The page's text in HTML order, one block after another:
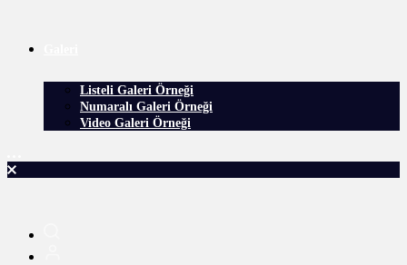
Listeli Galeri Örneği
Numaralı Galeri Örneği
Video Galeri Örneği